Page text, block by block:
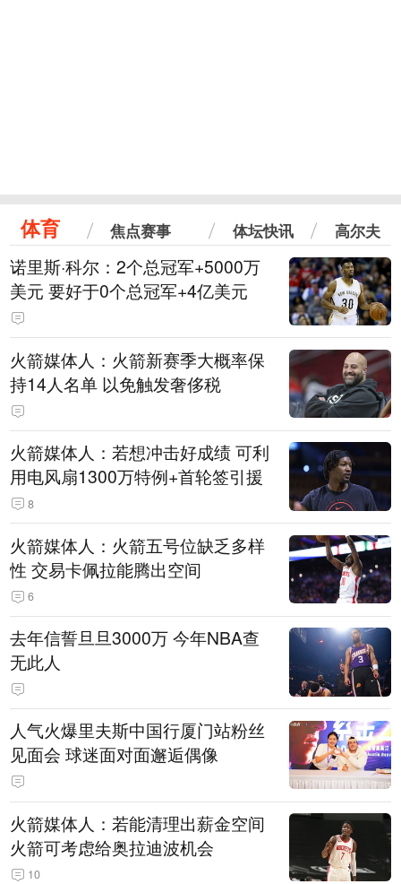
体育 焦点赛事 体坛快讯 高尔夫
诺里斯·科尔：2个总冠军+5000万
美元 要好于0个总冠军+4亿美元
火箭媒体人：火箭新赛季大概率保
持14人名单 以免触发奢侈税
火箭媒体人：若想冲击好成绩 可利
用电风扇1300万特例+首轮签引援
8
火箭媒体人：火箭五号位缺乏多样
性 交易卡佩拉能腾出空间
6
去年信誓旦旦3000万 今年NBA查
无此人
人气火爆里夫斯中国行厦门站粉丝
见面会 球迷面对面邂逅偶像
火箭媒体人：若能清理出薪金空间
火箭可考虑给奥拉迪波机会
10